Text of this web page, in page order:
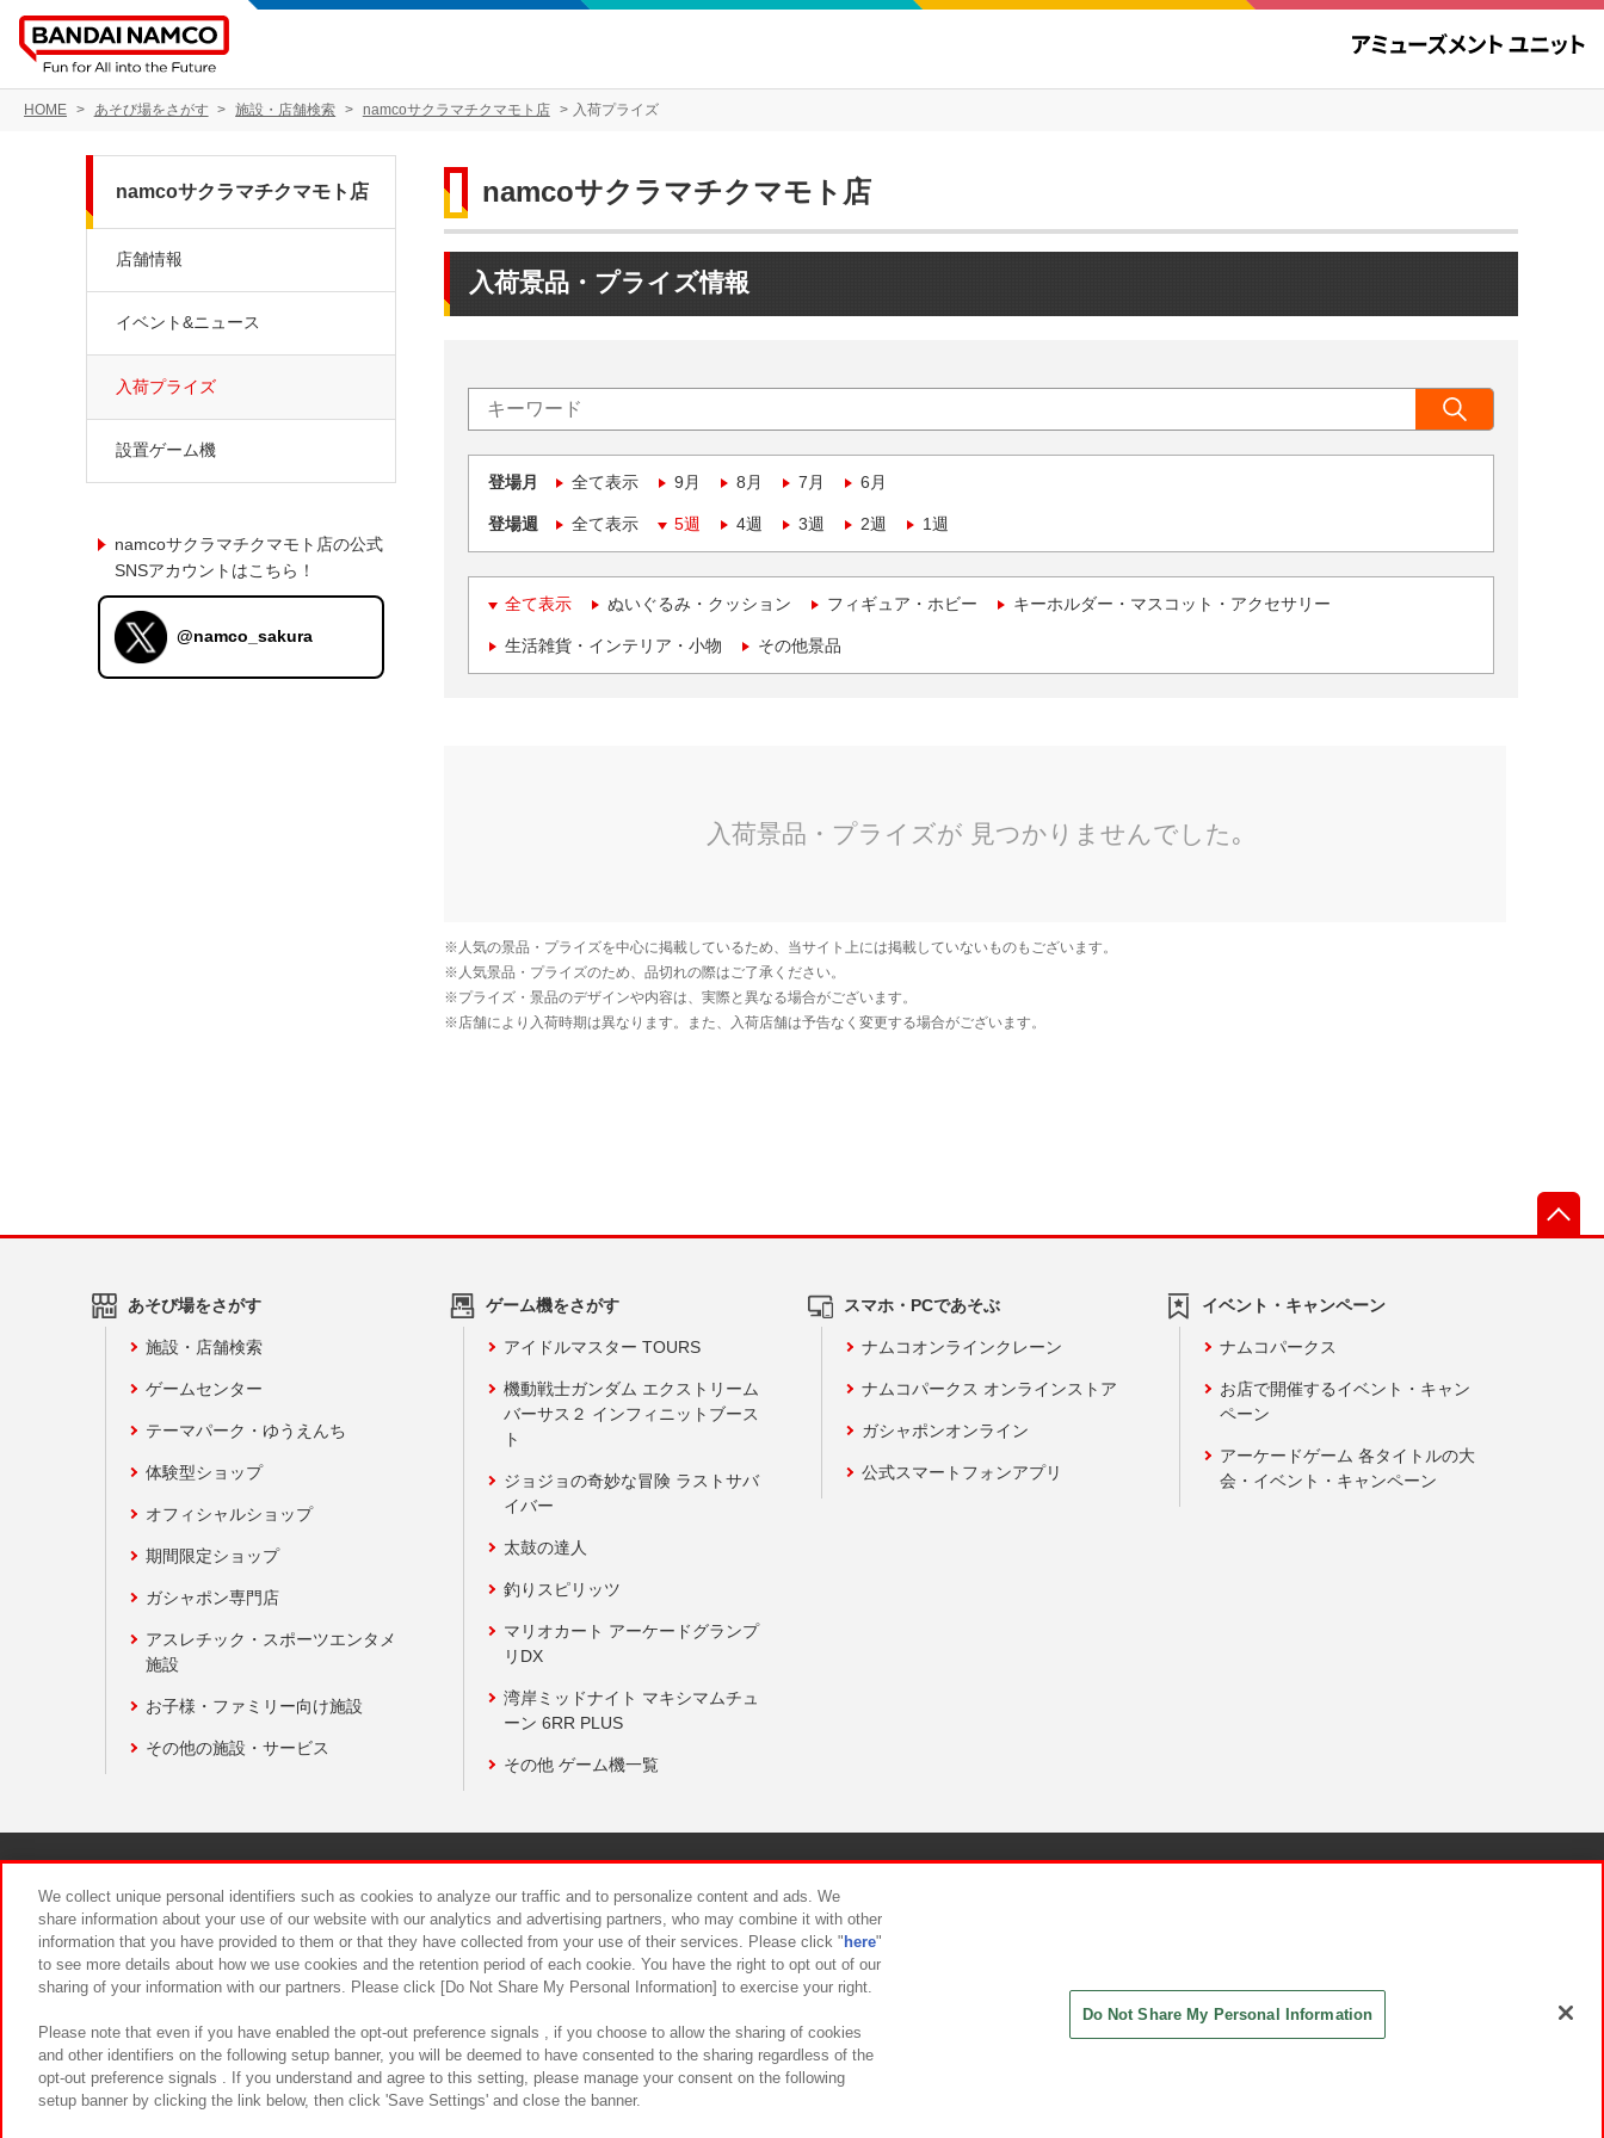
HOME あそび場をさがす 施設・店舗検索 namcoサクラマチクマモト店 入荷プライズ
namcoサクラマチクマモト店
入荷景品・プライズ情報
登場月 全て表示 9月 8月 7月 6月
登場週 全て表示 5週 4週 3週 2週 1週
全て表示 ぬいぐるみ・クッション フィギュア・ホビー キーホルダー・マスコット・アクセサリー
生活雑貨・インテリア・小物 その他景品
namcoサクラマチクマモト店
店舗情報
イベント&ニュース
入荷プライズ
設置ゲーム機
namcoサクラマチクマモト店の公式
SNSアカウントはこちら！
@namco_sakura
あそび場をさがす
施設・店舗検索
ゲームセンター
テーマパーク・ゆうえんち
体験型ショップ
オフィシャルショップ
期間限定ショップ
ガシャポン専門店
アスレチック・スポーツエンタメ
施設
お子様・ファミリー向け施設
その他の施設・サービス
ゲーム機をさがす
アイドルマスター TOURS
機動戦士ガンダム エクストリーム
バーサス２ インフィニットブース
ト
ジョジョの奇妙な冒険 ラストサバ
イバー
太鼓の達人
釣りスピリッツ
マリオカート アーケードグランプ
リDX
湾岸ミッドナイト マキシマムチュ
ーン 6RR PLUS
その他 ゲーム機一覧
スマホ・PCであそぶ
ナムコオンラインクレーン
ナムコパークス オンラインストア
ガシャポンオンライン
公式スマートフォンアプリ
イベント・キャンペーン
ナムコパークス
お店で開催するイベント・キャン
ペーン
アーケードゲーム 各タイトルの大
会・イベント・キャンペーン
食品のご提供について カスタマーハラスメント対応方針
We collect unique personal identifiers such as cookies to analyze our traffic and to personalize content and ads. We
share information about your use of our website with our analytics and advertising partners, who may combine it with other
information that you have provided to them or that they have collected from your use of their services. Please click " here"
to see more details about how we use cookies and the retention period of each cookie. You have the right to opt out of our
sharing of your information with our partners. Please click [Do Not Share My Personal Information] to exercise your right.
Please note that even if you have enabled the opt-out preference signals , if you choose to allow the sharing of cookies
and other identifiers on the following setup banner, you will be deemed to have consented to the sharing regardless of the
opt-out preference signals . If you understand and agree to this setting, please manage your consent on the following
setup banner by clicking the link below, then click 'Save Settings' and close the banner.
Do Not Share My Personal Information